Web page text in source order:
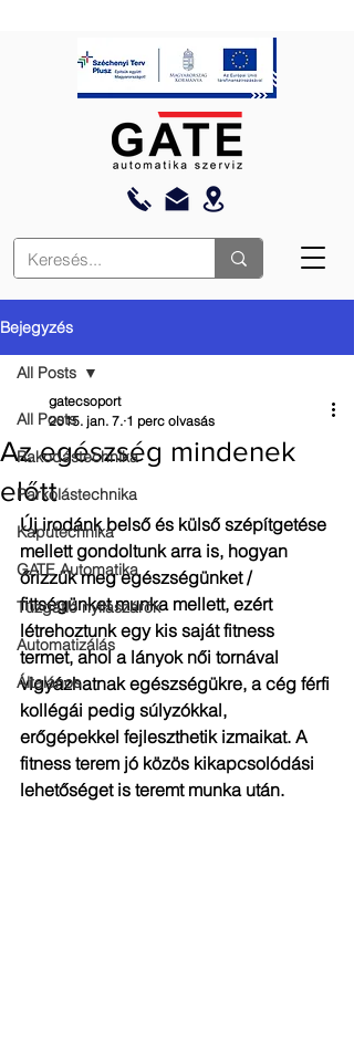
Bejegyzés
All Posts
Rakodástechnika
Parkolástechnika
Kaputechnika
GATE Automatika
Tűzgátló nyílászárók
Automatizálás
Általános
All Posts
Az egészség mindenek
előtt
gatecsoport
2015. jan. 7. 1 perc olvasás
Új irodánk belső és külső szépítgetése
mellett gondoltunk arra is, hogyan
őrizzük meg egészségünket /
fittségünket munka mellett, ezért
létrehoztunk egy kis saját fitness
termet, ahol a lányok női tornával
vigyázhatnak egészségükre, a cég férfi
kollégái pedig súlyzókkal,
erőgépekkel fejleszthetik izmaikat. A
fitness terem jó közös kikapcsolódási
lehetőséget is teremt munka után.